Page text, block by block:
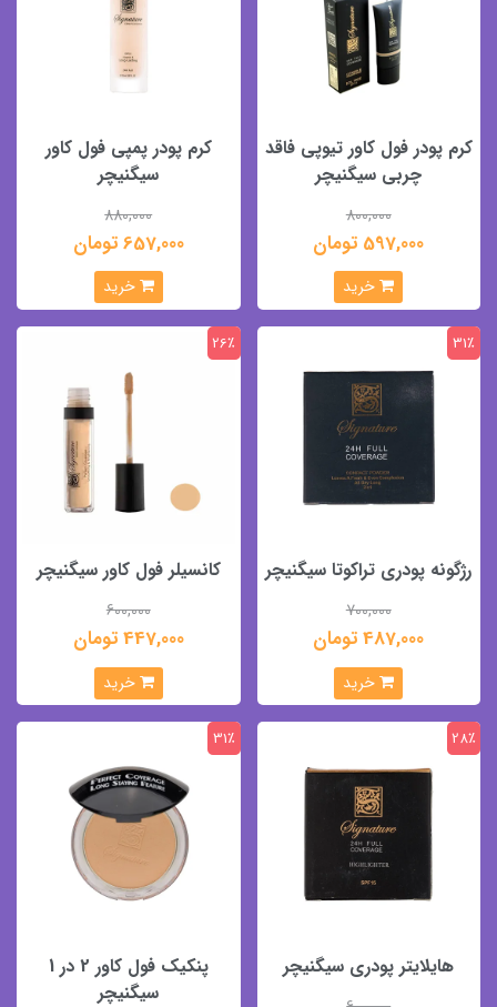
کرم پودر فول کاور تیوپی فاقد
چربی سیگنیچر
800,000
597,000 تومان
خرید
کرم پودر پمپی فول کاور
سیگنیچر
880,000
657,000 تومان
خرید
رژگونه پودری تراکوتا سیگنیچر
700,000
487,000 تومان
31٪
خرید
کانسیلر فول کاور سیگنیچر
600,000
447,000 تومان
26٪
خرید
هایلایتر پودری سیگنیچر
28٪
پنکیک فول کاور 2 در 1
سیگنیچر
31٪